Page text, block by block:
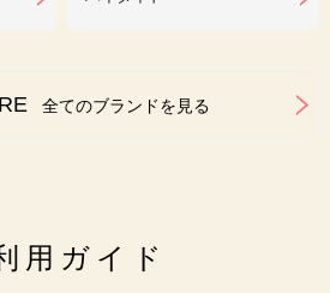
全てのブランドを見る
用ガイド